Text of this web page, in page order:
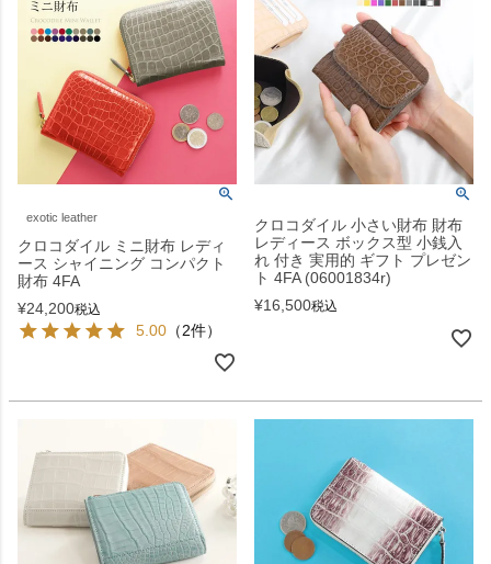
exotic leather
クロコダイル ミニ財布 レディ
ース シャイニング コンパクト
財布 4FA
¥24,200税込
5.00 （2件）
クロコダイル 小さい財布 財布
レディース ボックス型 小銭入
れ 付き 実用的 ギフト プレゼン
ト 4FA (06001834r)
¥16,500税込